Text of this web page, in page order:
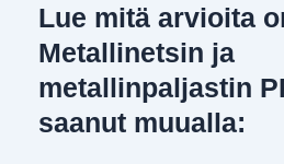
Lue mitä arvioita
Metallinetsin ja
metallinpaljastin
saanut muualla: